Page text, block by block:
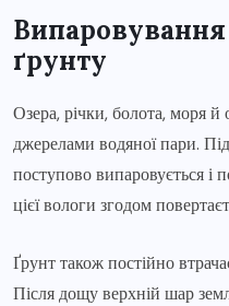
ґрунту
Озера, річки, болота, моря
джерелами водяної пари.
поступово випаровується і
цієї вологи згодом
Ґрунт також постійно
Після дощу верхній шар